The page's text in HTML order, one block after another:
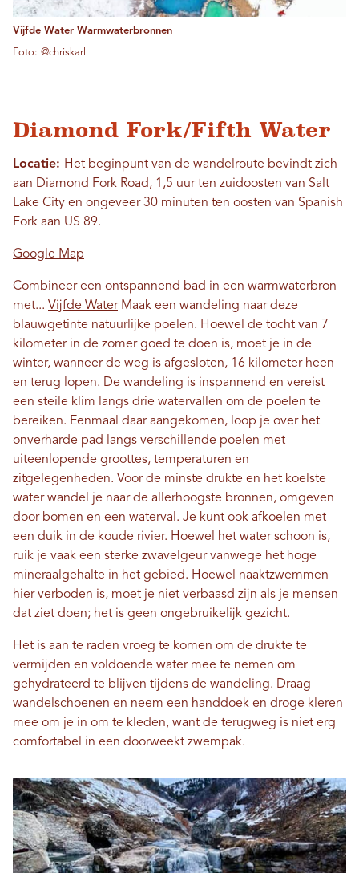
Vijfde Water Warmwaterbronnen
Foto: @chriskarl
Diamond Fork/Fifth Water
Locatie: Het beginpunt van de wandelroute bevindt zich
aan Diamond Fork Road, 1,5 uur ten zuidoosten van Salt
Lake City en ongeveer 30 minuten ten oosten van Spanish
Fork aan US 89.
Google Map
Combineer een ontspannend bad in een warmwaterbron
met... Vijfde WaterMaak een wandeling naar deze
blauwgetinte natuurlijke poelen. Hoewel de tocht van 7
kilometer in de zomer goed te doen is, moet je in de
winter, wanneer de weg is afgesloten, 16 kilometer heen
en terug lopen. De wandeling is inspannend en vereist
een steile klim langs drie watervallen om de poelen te
bereiken. Eenmaal daar aangekomen, loop je over het
onverharde pad langs verschillende poelen met
uiteenlopende groottes, temperaturen en
zitgelegenheden. Voor de minste drukte en het koelste
water wandel je naar de allerhoogste bronnen, omgeven
door bomen en een waterval. Je kunt ook afkoelen met
een duik in de koude rivier. Hoewel het water schoon is,
ruik je vaak een sterke zwavelgeur vanwege het hoge
mineraalgehalte in het gebied. Hoewel naaktzwemmen
hier verboden is, moet je niet verbaasd zijn als je mensen
dat ziet doen; het is geen ongebruikelijk gezicht.
Het is aan te raden vroeg te komen om de drukte te
vermijden en voldoende water mee te nemen om
gehydrateerd te blijven tijdens de wandeling. Draag
wandelschoenen en neem een ​​handdoek en droge kleren
mee om je in om te kleden, want de terugweg is niet erg
comfortabel in een doorweekt zwempak.